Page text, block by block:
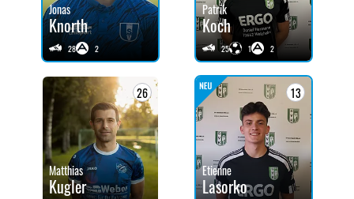
Jonas
Knorth
28 2
Patrik
Koch
25 1 2
26
Matthias
Kugler
13
Etienne
Lasorko